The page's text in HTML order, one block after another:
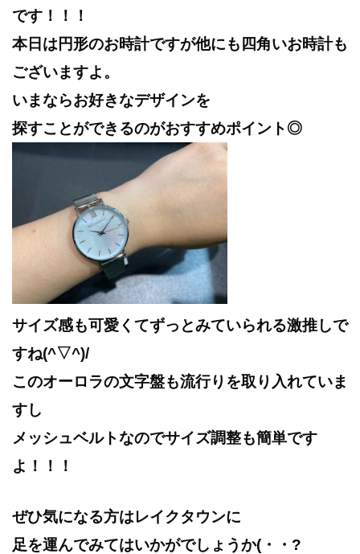
です！！！
本日は円形のお時計ですが他にも四角いお時計も
ございますよ。
いまならお好きなデザインを
探すことができるのがおすすめポイント◎
サイズ感も可愛くてずっとみていられる激推しで
すね(^▽^)/
このオーロラの文字盤も流行りを取り入れていま
すし
メッシュベルトなのでサイズ調整も簡単です
よ！！！
ぜひ気になる方はレイクタウンに
足を運んでみてはいかがでしょうか(・・?